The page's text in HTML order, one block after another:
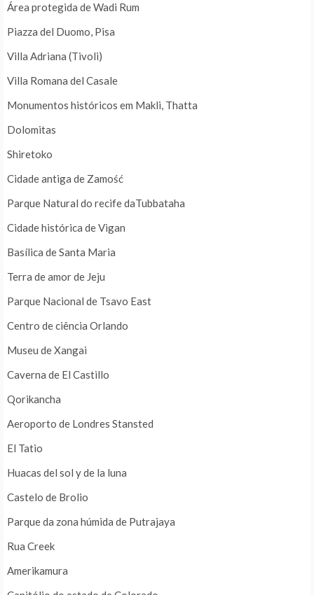
Área protegida de Wadi Rum
Piazza del Duomo, Pisa
Villa Adriana (Tivoli)
Villa Romana del Casale
Monumentos históricos em Makli, Thatta
Dolomitas
Shiretoko
Cidade antiga de Zamość
Parque Natural do recife daTubbataha
Cidade histórica de Vigan
Basílica de Santa Maria
Terra de amor de Jeju
Parque Nacional de Tsavo East
Centro de ciência Orlando
Museu de Xangai
Caverna de El Castillo
Qorikancha
Aeroporto de Londres Stansted
El Tatio
Huacas del sol y de la luna
Castelo de Brolio
Parque da zona húmida de Putrajaya
Rua Creek
Amerikamura